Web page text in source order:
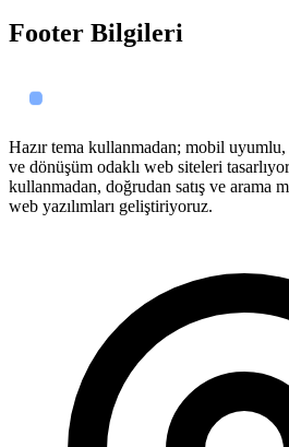
Footer Bilgileri
Hazır tema kullanmadan; mobil uyumlu,
ve dönüşüm odaklı web siteleri
kullanmadan, doğrudan satış ve arama
web yazılımları geliştiriyoruz.